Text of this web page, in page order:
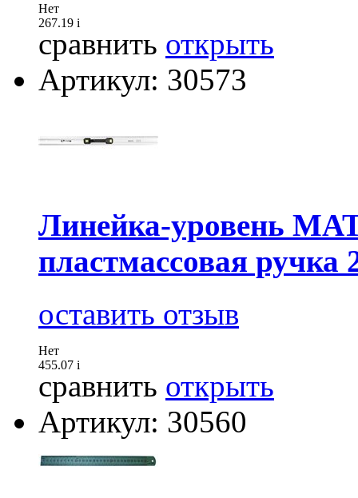
Нет
267.19 i
сравнить открыть
Артикул: 30573
Линейка-уровень
пластмассовая ручка
оставить отзыв
Нет
455.07 i
сравнить открыть
Артикул: 30560